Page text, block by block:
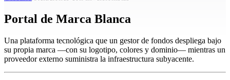
Portal de Marca Blanca
Una plataforma tecnológica que un gestor de fondos despliega bajo
su propia marca —con su logotipo, colores y dominio— mientras un
proveedor externo suministra la infraestructura subyacente.